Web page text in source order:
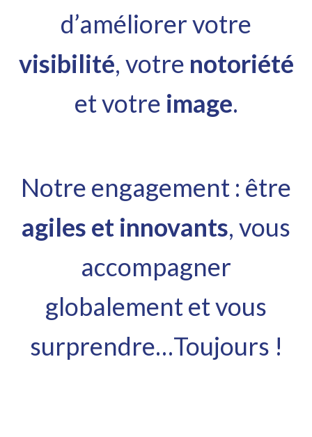
d’améliorer votre
visibilité, votre notoriété
et votre image.
Notre engagement : être
agiles et innovants, vous
accompagner
globalement et vous
surprendre…Toujours !